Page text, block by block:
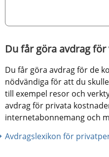
Du får göra avdrag
Du får göra avdrag för de
nödvändiga för att du
till exempel resor och
avdrag för privata
internetabonnemang och
Avdragslexikon för